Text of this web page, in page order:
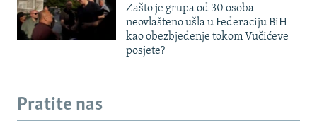
Zašto je grupa od 30 osoba
neovlašteno ušla u Federaciju BiH
kao obezbjeđenje tokom Vučićeve
posjete?
Pratite nas